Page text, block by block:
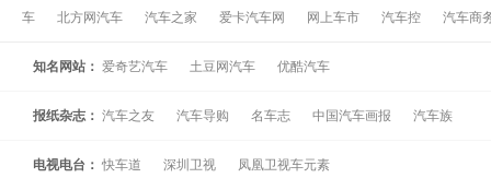
车
北方网汽车 汽车之家 爱卡汽车网 网上车市 汽车控 汽车商
知名网站： 爱奇艺汽车 土豆网汽车 优酷汽车
报纸杂志： 汽车之友 汽车导购 名车志 中国汽车画报 汽车族
电视电台： 快车道 深圳卫视 凤凰卫视车元素